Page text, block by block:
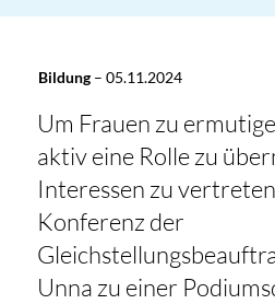
Bildung– 05.11.2024
Um Frauen zu
aktiv eine Rolle zu
Interessen zu
Konferenz der
Unna zu einer